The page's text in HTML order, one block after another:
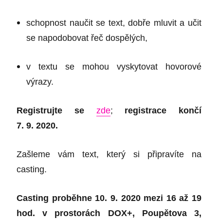
schopnost naučit se text, dobře mluvit a učit
se napodobovat řeč dospělých,
v textu se mohou vyskytovat hovorové
výrazy.
Registrujte se zde; registrace končí
7. 9. 2020.
Zašleme vám text, který si připravíte na
casting.
Casting proběhne 10. 9. 2020 mezi 16 až 19
hod. v prostorách DOX+, Poupětova 3,